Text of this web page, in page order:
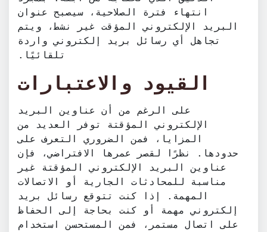
انتهاء فترة الصلاحية، سيصبح عنوان
البريد الإلكتروني المؤقت غير نشط، ويتم
تجاهل أي رسائل بريد إلكتروني واردة
تلقائيًا.
القيود والاعتبارات
على الرغم من أن عناوين البريد
الإلكتروني المؤقتة توفر العديد من
المزايا، فمن الضروري التعرف على
حدودها. نظرًا لقصر عمرها الافتراضي، فإن
عناوين البريد الإلكتروني المؤقتة غير
مناسبة للمحادثات الجارية أو الاتصالات
المهمة. إذا كنت تتوقع رسائل بريد
إلكتروني مهمة أو كنت بحاجة إلى الحفاظ
على اتصال مستمر، فمن المستحسن استخدام